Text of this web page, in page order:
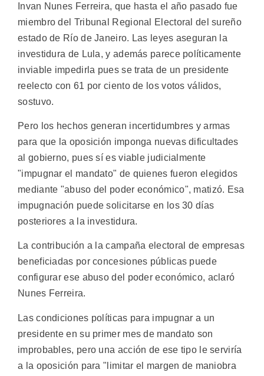
Invan Nunes Ferreira, que hasta el año pasado fue
miembro del Tribunal Regional Electoral del sureño
estado de Río de Janeiro. Las leyes aseguran la
investidura de Lula, y además parece políticamente
inviable impedirla pues se trata de un presidente
reelecto con 61 por ciento de los votos válidos,
sostuvo.
Pero los hechos generan incertidumbres y armas
para que la oposición imponga nuevas dificultades
al gobierno, pues sí es viable judicialmente
"impugnar el mandato" de quienes fueron elegidos
mediante "abuso del poder económico", matizó. Esa
impugnación puede solicitarse en los 30 días
posteriores a la investidura.
La contribución a la campaña electoral de empresas
beneficiadas por concesiones públicas puede
configurar ese abuso del poder económico, aclaró
Nunes Ferreira.
Las condiciones políticas para impugnar a un
presidente en su primer mes de mandato son
improbables, pero una acción de ese tipo le serviría
a la oposición para "limitar el margen de maniobra